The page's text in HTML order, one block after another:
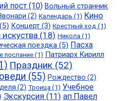
пост (10) Вольный странник
(2) Календарь (1) Кино
(5) Концерт (3) Крестный ход (1)
(18) Никола (1)
поездка (5) Пасха
послание (1) Патриарх Кирилл
Праздник (52)
(55) Рождество (2)
(2) Троица (1) Учебное
Экскурсия (11) ап.Павел